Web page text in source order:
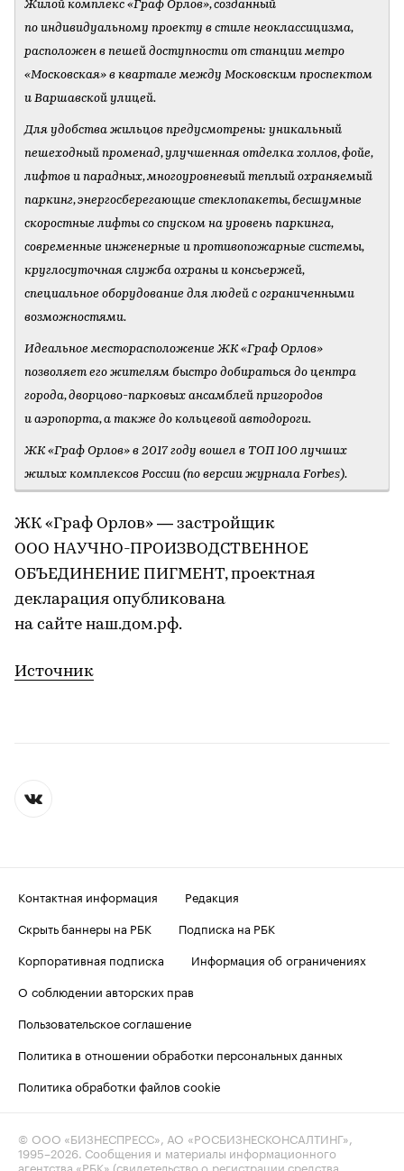
Жилой комплекс «Граф Орлов», созданный
по индивидуальному проекту в стиле неоклассицизма,
расположен в пешей доступности от станции метро
«Московская» в квартале между Московским проспектом
и Варшавской улицей.
Для удобства жильцов предусмотрены: уникальный
пешеходный променад, улучшенная отделка холлов, фойе,
лифтов и парадных, многоуровневый теплый охраняемый
паркинг, энергосберегающие стеклопакеты, бесшумные
скоростные лифты со спуском на уровень паркинга,
современные инженерные и противопожарные системы,
круглосуточная служба охраны и консьержей,
специальное оборудование для людей с ограниченными
возможностями.
Идеальное месторасположение ЖК «Граф Орлов»
позволяет его жителям быстро добираться до центра
города, дворцово-парковых ансамблей пригородов
и аэропорта, а также до кольцевой автодороги.
ЖК «Граф Орлов» в 2017 году вошел в ТОП 100 лучших
жилых комплексов России (по версии журнала Forbes).
ЖК «Граф Орлов» — застройщик
ООО НАУЧНО-ПРОИЗВОДСТВЕННОЕ
ОБЪЕДИНЕНИЕ ПИГМЕНТ, проектная
декларация опубликована
на сайте наш.дом.рф.
Источник
Контактная информация
Редакция
Скрыть баннеры на РБК
Подписка на РБК
Корпоративная подписка
Информация об ограничениях
О соблюдении авторских прав
Пользовательское соглашение
Политика в отношении обработки персональных данных
Политика обработки файлов cookie
© ООО «БИЗНЕСПРЕСС», АО «РОСБИЗНЕСКОНСАЛТИНГ»,
1995–2026. Сообщения и материалы информационного
агентства «РБК» (свидетельство о регистрации средства